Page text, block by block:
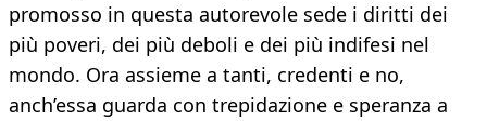
promosso in questa autorevole sede i diritti dei
più poveri, dei più deboli e dei più indifesi nel
mondo. Ora assieme a tanti, credenti e no,
anch’essa guarda con trepidazione e speranza a